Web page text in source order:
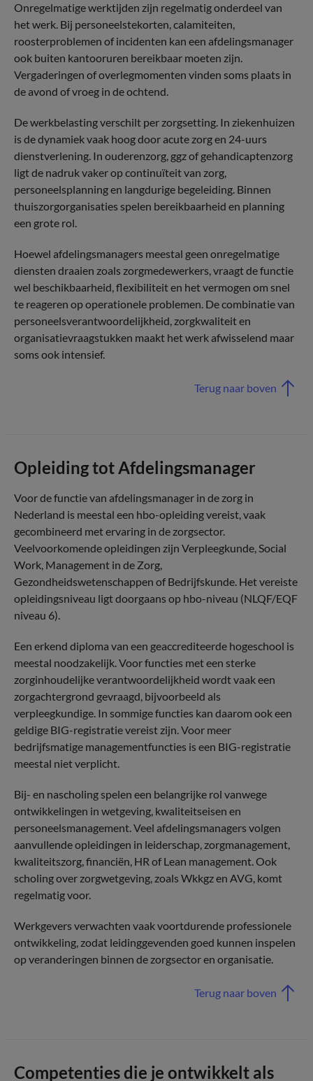
Onregelmatige werktijden zijn regelmatig onderdeel van
het werk. Bij personeelstekorten, calamiteiten,
roosterproblemen of incidenten kan een afdelingsmanager
ook buiten kantooruren bereikbaar moeten zijn.
Vergaderingen of overlegmomenten vinden soms plaats in
de avond of vroeg in de ochtend.
De werkbelasting verschilt per zorgsetting. In ziekenhuizen
is de dynamiek vaak hoog door acute zorg en 24-uurs
dienstverlening. In ouderenzorg, ggz of gehandicaptenzorg
ligt de nadruk vaker op continuïteit van zorg,
personeelsplanning en langdurige begeleiding. Binnen
thuiszorgorganisaties spelen bereikbaarheid en planning
een grote rol.
Hoewel afdelingsmanagers meestal geen onregelmatige
diensten draaien zoals zorgmedewerkers, vraagt de functie
wel beschikbaarheid, flexibiliteit en het vermogen om snel
te reageren op operationele problemen. De combinatie van
personeelsverantwoordelijkheid, zorgkwaliteit en
organisatievraagstukken maakt het werk afwisselend maar
soms ook intensief.
Terug naar boven
Opleiding tot Afdelingsmanager
Voor de functie van afdelingsmanager in de zorg in
Nederland is meestal een hbo-opleiding vereist, vaak
gecombineerd met ervaring in de zorgsector.
Veelvoorkomende opleidingen zijn Verpleegkunde, Social
Work, Management in de Zorg,
Gezondheidswetenschappen of Bedrijfskunde. Het vereiste
opleidingsniveau ligt doorgaans op hbo-niveau (NLQF/EQF
niveau 6).
Een erkend diploma van een geaccrediteerde hogeschool is
meestal noodzakelijk. Voor functies met een sterke
zorginhoudelijke verantwoordelijkheid wordt vaak een
zorgachtergrond gevraagd, bijvoorbeeld als
verpleegkundige. In sommige functies kan daarom ook een
geldige BIG-registratie vereist zijn. Voor meer
bedrijfsmatige managementfuncties is een BIG-registratie
meestal niet verplicht.
Bij- en nascholing spelen een belangrijke rol vanwege
ontwikkelingen in wetgeving, kwaliteitseisen en
personeelsmanagement. Veel afdelingsmanagers volgen
aanvullende opleidingen in leiderschap, zorgmanagement,
kwaliteitszorg, financiën, HR of Lean management. Ook
scholing over zorgwetgeving, zoals Wkkgz en AVG, komt
regelmatig voor.
Werkgevers verwachten vaak voortdurende professionele
ontwikkeling, zodat leidinggevenden goed kunnen inspelen
op veranderingen binnen de zorgsector en organisatie.
Terug naar boven
Competenties die je ontwikkelt als